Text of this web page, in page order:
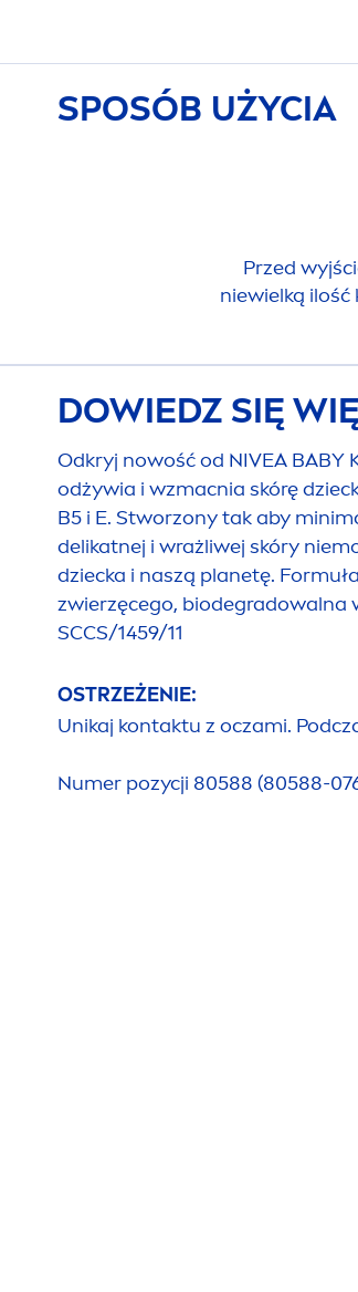
SPOSÓB UŻYCIA
Przed
niewielką ilość
DOWIEDZ SIĘ
Odkryj nowość od NIVEA BABY
odżywia i wzmacnia skórę
B5 i E. Stworzony tak aby
delikatnej i wrażliwej skóry
dziecka i naszą planetę.
zwierzęcego, biodegradowalna
SCCS/1459/11
OSTRZEŻENIE:
Unikaj kontaktu z oczami.
Numer pozycji 80588 (80588-